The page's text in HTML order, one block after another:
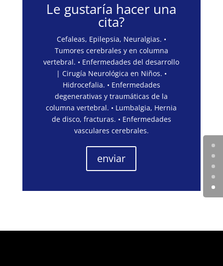
Le gustaría hacer una
cita?
Cefaleas, Epilepsia, Neuralgias. •
Tumores cerebrales y en columna
vertebral. • Enfermedades del desarrollo
| Cirugía Neurológica en Niños. •
Hidrocefalia. • Enfermedades
degenerativas y traumáticas de la
columna vertebral. • Lumbalgia, Hernia
de disco, fracturas. • Enfermedades
vasculares cerebrales.
enviar